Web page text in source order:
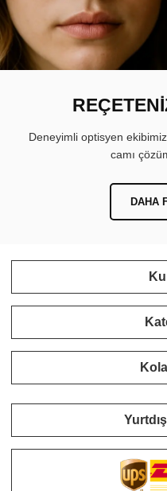
Deneyimli optisyen
camı
DAHA